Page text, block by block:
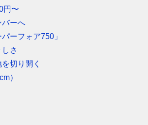
円〜
バーへ
ーフォア750」
さ
切り開く
）